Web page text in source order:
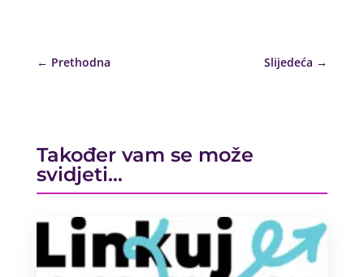
← Prethodna Slijedeća →
Također vam se može
svidjeti…